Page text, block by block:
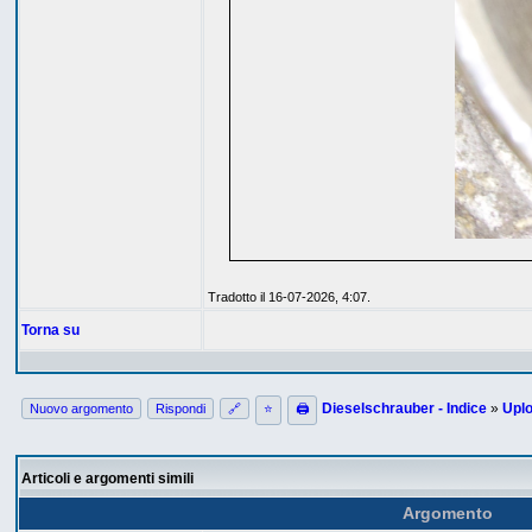
Tradotto il 16-07-2026, 4:07.
Torna su
Nuovo argomento Rispondi 🔗 ⭐ 🖨 Dieselschrauber - Indice »
Articoli e argomenti simili
Argomento